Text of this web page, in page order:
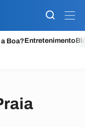
Boa?Entretenimento